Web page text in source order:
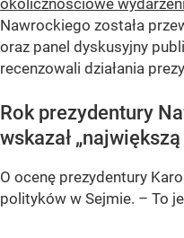
Nawrockiego została
oraz panel dyskusyjny
recenzowali działania
Rok prezydentury
wskazał
O ocenę prezydentury
polityków w Sejmie. – To